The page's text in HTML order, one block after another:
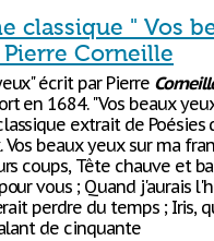
classique " Vos
Corneille
écrit par Pierre
en 1684. "Vos beaux
extrait de Poésies
Vos beaux yeux sur ma
coups, Tête chauve et
vous ; Quand j'aurais
perdre du temps ; Iris,
de cinquante